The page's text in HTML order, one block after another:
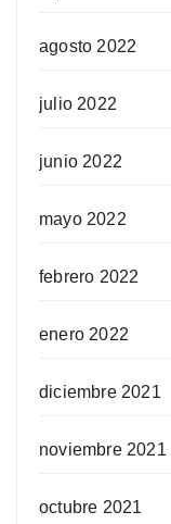
agosto 2022
julio 2022
junio 2022
mayo 2022
febrero 2022
enero 2022
diciembre 2021
noviembre 2021
octubre 2021